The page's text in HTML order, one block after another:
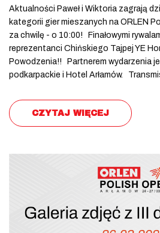
Aktualności Paweł i Wiktoria zagrają
kategorii gier mieszanych na ORLEN
za chwilę - o 10:00! Finałowymi
reprezentanci Chińskiego Tajpej YE
Powodzenia!! Partnerem wydarzenia
podkarpackie i Hotel Arłamów.
CZYTAJ WIĘCEJ